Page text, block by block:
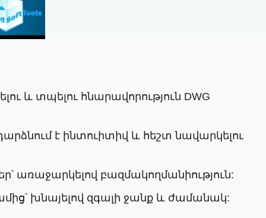
և տպելու հնարավորություն DWG
է ինտուիտիվ և հեշտ նավարկելու
առաջարկելով բազմակողմանիություն:
խնայելով զգալի ջանք և ժամանակ: